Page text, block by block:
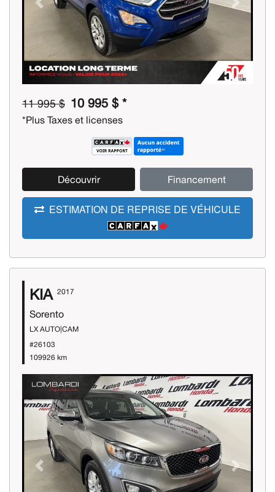
Previous Next
11 995 $ 10 995 $ *
*Plus Taxes et licenses
Découvrir Financement
ESTIMATION DE REPRISE DE VÉHICULE
KIA 2017
Sorento
LX AUTO|CAM
#26103
109926 km
Previous Next